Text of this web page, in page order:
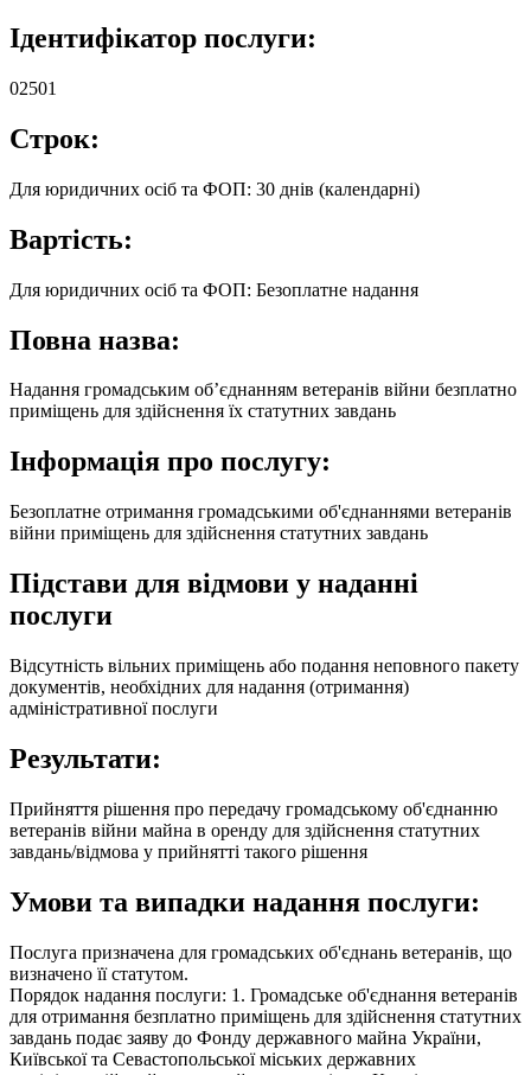
Ідентифікатор послуги:
02501
Строк:
Для юридичних осіб та ФОП: 30 днів (календарні)
Вартість:
Для юридичних осіб та ФОП: Безоплатне надання
Повна назва:
Надання громадським об’єднанням ветеранів війни безплатно
приміщень для здійснення їх статутних завдань
Інформація про послугу:
Безоплатне отримання громадськими об'єднаннями ветеранів
війни приміщень для здійснення статутних завдань
Підстави для відмови у наданні
послуги
Відсутність вільних приміщень або подання неповного пакету
документів, необхідних для надання (отримання)
адміністративної послуги
Результати:
Прийняття рішення про передачу громадському об'єднанню
ветеранів війни майна в оренду для здійснення статутних
завдань/відмова у прийнятті такого рішення
Умови та випадки надання послуги:
Послуга призначена для громадських об'єднань ветеранів, що
визначено її статутом.
Порядок надання послуги: 1. Громадське об'єднання ветеранів
для отримання безплатно приміщень для здійснення статутних
завдань подає заяву до Фонду державного майна України,
Київської та Севастопольської міських державних